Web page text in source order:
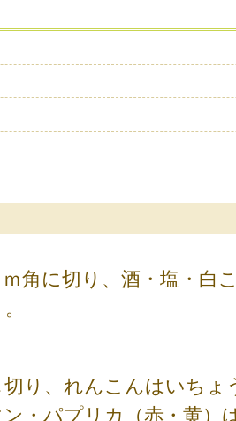
角に切り、酒・塩・白
り、れんこんはいちょ
・パプリカ（赤・黄）